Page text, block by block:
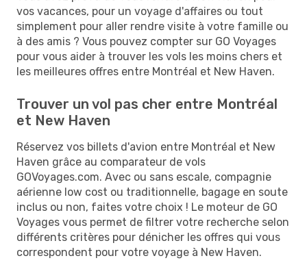
vos vacances, pour un voyage d'affaires ou tout
simplement pour aller rendre visite à votre famille ou
à des amis ? Vous pouvez compter sur GO Voyages
pour vous aider à trouver les vols les moins chers et
les meilleures offres entre Montréal et New Haven.
Trouver un vol pas cher entre Montréal
et New Haven
Réservez vos billets d'avion entre Montréal et New
Haven grâce au comparateur de vols
GOVoyages.com. Avec ou sans escale, compagnie
aérienne low cost ou traditionnelle, bagage en soute
inclus ou non, faites votre choix ! Le moteur de GO
Voyages vous permet de filtrer votre recherche selon
différents critères pour dénicher les offres qui vous
correspondent pour votre voyage à New Haven.